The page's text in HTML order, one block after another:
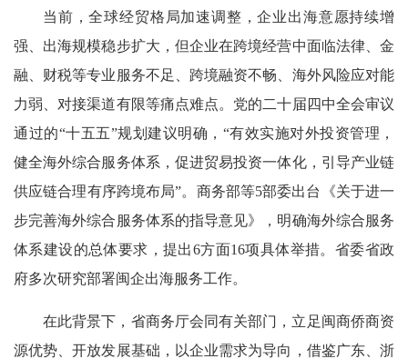
当前，全球经贸格局加速调整，企业出海意愿持续增
强、出海规模稳步扩大，但企业在跨境经营中面临法律、金
融、财税等专业服务不足、跨境融资不畅、海外风险应对能
力弱、对接渠道有限等痛点难点。党的二十届四中全会审议
通过的“十五五”规划建议明确，“有效实施对外投资管理，
健全海外综合服务体系，促进贸易投资一体化，引导产业链
供应链合理有序跨境布局”。商务部等5部委出台《关于进一
步完善海外综合服务体系的指导意见》，明确海外综合服务
体系建设的总体要求，提出6方面16项具体举措。省委省政
府多次研究部署闽企出海服务工作。
在此背景下，省商务厅会同有关部门，立足闽商侨商资
源优势、开放发展基础，以企业需求为导向，借鉴广东、浙